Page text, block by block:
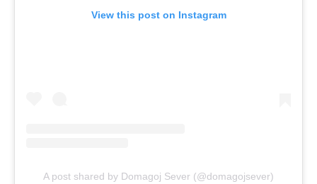
View this post on Instagram
A post shared by Domagoj Sever (@domagojsever)